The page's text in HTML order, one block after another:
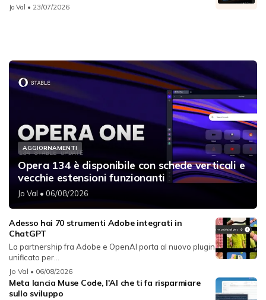
Jo Val • 23/07/2026
AGGIORNAMENTI
Opera 134 è disponibile con schede verticali e
vecchie estensioni funzionanti
Jo Val • 06/08/2026
Adesso hai 70 strumenti Adobe integrati in
ChatGPT
La partnership fra Adobe e OpenAI porta al nuovo plugin
unificato per...
Jo Val • 06/08/2026
Meta lancia Muse Code, l'AI che ti fa risparmiare
sullo sviluppo